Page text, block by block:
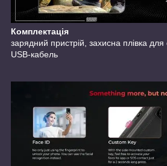
Комплектація
зарядний пристрій, захисна плівка
USB-кабель